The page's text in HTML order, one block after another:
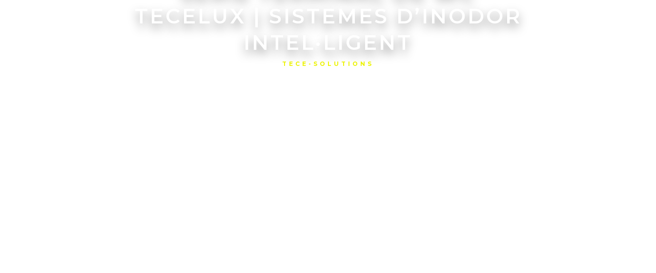
TECELUX | SISTEMES D’INODOR
INTEL·LIGENT
TECE-SOLUTIONS